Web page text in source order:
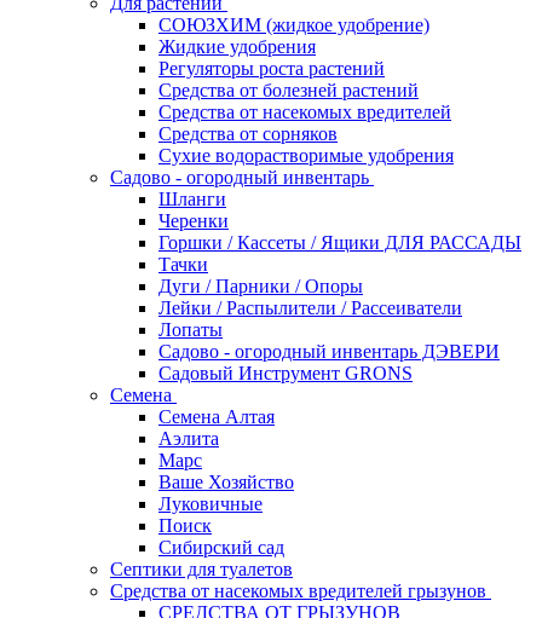
СОЮЗХИМ (жидкое удобрение)
Жидкие удобрения
Регуляторы роста растений
Средства от болезней растений
Средства от насекомых вредителей
Средства от сорняков
Сухие водорастворимые удобрения
Садово - огородный инвентарь
Шланги
Черенки
Горшки / Кассеты / Ящики ДЛЯ РАССАДЫ
Тачки
Дуги / Парники / Опоры
Лейки / Распылители / Рассеиватели
Лопаты
Садово - огородный инвентарь ДЭВЕРИ
Садовый Инструмент GRONS
Семена
Семена Алтая
Аэлита
Марс
Ваше Хозяйство
Луковичные
Поиск
Сибирский сад
Септики для туалетов
Средства от насекомых вредителей грызунов
СPEДСТВА ОТ ГРЫЗУНОВ